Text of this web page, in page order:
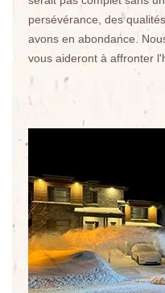
persévérance, des
avons en abondance.
vous aideront à affronter